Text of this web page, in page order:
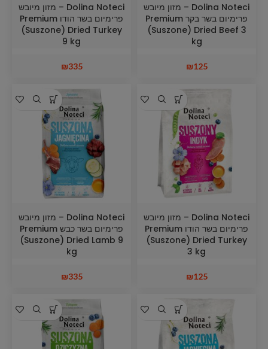
Dolina Noteci – מזון מיובש
פרימיום בשר בקר Premium
(Suszone) Dried Beef 3
kg
₪125
Dolina Noteci – מזון מיובש
פרימיום בשר הודו Premium
(Suszone) Dried Turkey
9 kg
₪335
Dolina Noteci – מזון מיובש
פרימיום בשר הודו Premium
(Suszone) Dried Turkey
3 kg
₪125
Dolina Noteci – מזון מיובש
פרימיום בשר כבש Premium
(Suszone) Dried Lamb 9
kg
₪335